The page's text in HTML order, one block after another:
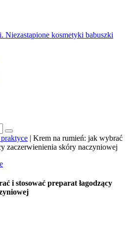
Niezastąpione kosmetyki babuszki
| Krem na rumień: jak wybrać
zaczerwienienia skóry naczyniowej
i stosować preparat łagodzący